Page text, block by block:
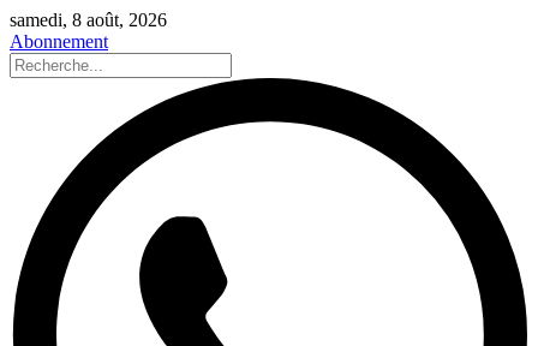
samedi, 8 août, 2026
Abonnement